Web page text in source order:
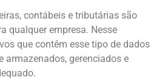
contábeis e tributárias são
qualquer empresa. Nesse
que contêm esse tipo de dados
armazenados, gerenciados e